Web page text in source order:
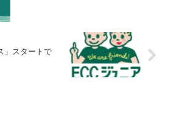
スタートで